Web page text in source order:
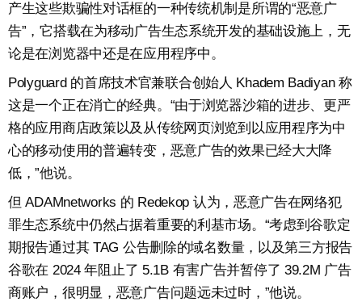
产生这些欺骗性对话框的一种传统机制是所谓的“恶意广
告”，它搭载在为移动广告生态系统开发的基础设施上，无
论是在浏览器中还是在应用程序中。
Polyguard 的首席技术官兼联合创始人 Khadem Badiyan 称
这是一个正在消亡的经典。“由于浏览器沙箱的进步、更严
格的应用商店政策以及从传统网页浏览到以应用程序为中
心的移动使用的普遍转变，恶意广告的效果已经大大降
低，”他说。
但 ADAMnetworks 的 Redekop 认为，恶意广告在网络犯
罪生态系统中仍然占据着重要的利基市场。“考虑到谷歌定
期报告通过其 TAG 公告删除的域名数量，以及第三方报告
谷歌在 2024 年阻止了 5.1B 有害广告并暂停了 39.2M 广告
商账户，很明显，恶意广告问题远未过时，”他说。